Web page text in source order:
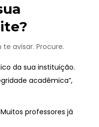
avisar. Procure.
da sua instituição.
acadêmica”,
professores já